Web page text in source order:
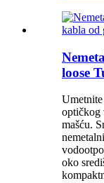
loose
optičkog
mašću.
oko